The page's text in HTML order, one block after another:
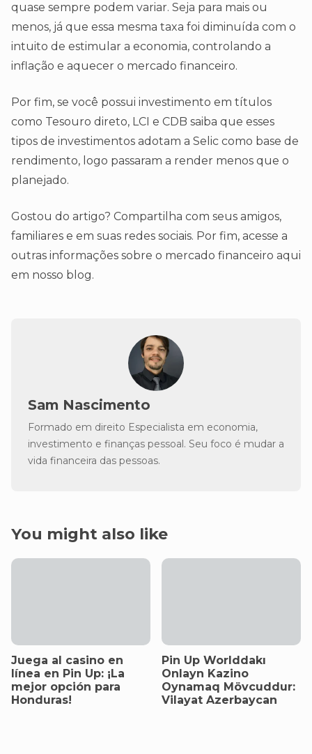
quase sempre podem variar. Seja para mais ou
menos, já que essa mesma taxa foi diminuída com o
intuito de estimular a economia, controlando a
inflação e aquecer o mercado financeiro.
Por fim, se você possui investimento em títulos
como Tesouro direto, LCI e CDB saiba que esses
tipos de investimentos adotam a Selic como base de
rendimento, logo passaram a render menos que o
planejado.
Gostou do artigo? Compartilha com seus amigos,
familiares e em suas redes sociais. Por fim, acesse a
outras informações sobre o mercado financeiro aqui
em nosso blog.
Sam Nascimento
Formado em direito Especialista em economia,
investimento e finanças pessoal. Seu foco é mudar a
vida financeira das pessoas.
You might also like
Juega al casino en
línea en Pin Up: ¡La
mejor opción para
Honduras!
Pin Up Worlddakı
Onlayn Kazino
Oynamaq Mövcuddur:
Vilayat Azerbaycan